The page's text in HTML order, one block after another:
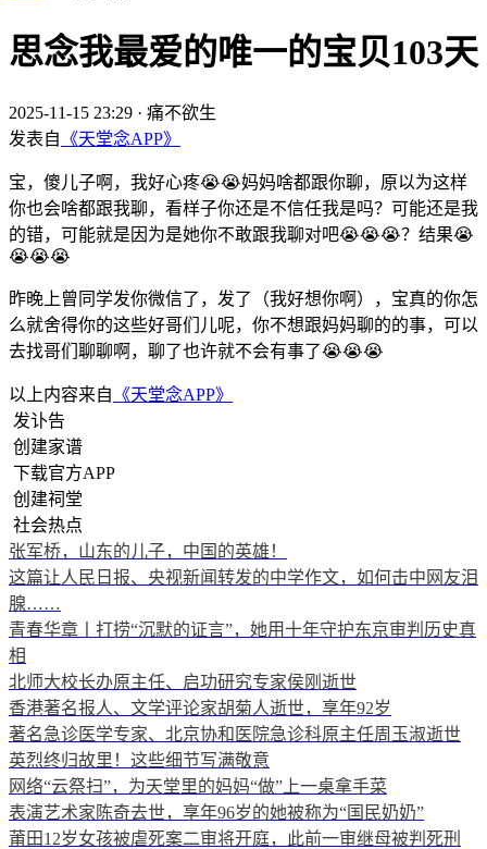
思念我最爱的唯一的宝贝103天
2025-11-15 23:29 · 痛不欲生
发表自 《天堂念APP》
宝，傻儿子啊，我好心疼😭😭妈妈啥都跟你聊，原以为这样
你也会啥都跟我聊，看样子你还是不信任我是吗？可能还是我
的错，可能就是因为是她你不敢跟我聊对吧😭😭😭？结果😭
😭😭😭
昨晚上曾同学发你微信了，发了（我好想你啊），宝真的你怎
么就舍得你的这些好哥们儿呢，你不想跟妈妈聊的的事，可以
去找哥们聊聊啊，聊了也许就不会有事了😭😭😭
以上内容来自 《天堂念APP》
发讣告
创建家谱
下载官方APP
创建祠堂
社会热点
张军桥，山东的儿子，中国的英雄！
这篇让人民日报、央视新闻转发的中学作文，如何击中网友泪
腺……
青春华章丨打捞“沉默的证言”，她用十年守护东京审判历史真
相
北师大校长办原主任、启功研究专家侯刚逝世
香港著名报人、文学评论家胡菊人逝世，享年92岁
著名急诊医学专家、北京协和医院急诊科原主任周玉淑逝世
英烈终归故里！这些细节写满敬意
网络“云祭扫”，为天堂里的妈妈“做”上一桌拿手菜
表演艺术家陈奇去世，享年96岁的她被称为“国民奶奶”
莆田12岁女孩被虐死案二审将开庭，此前一审继母被判死刑